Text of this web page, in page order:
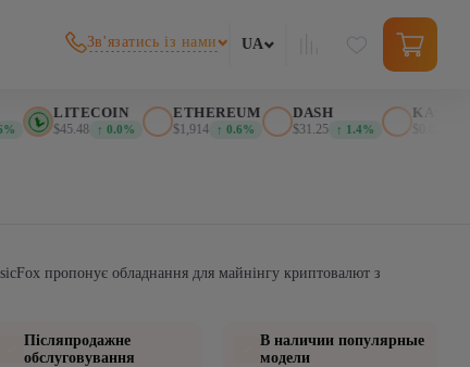
Зв'язатись із нами UA
LITECOIN
$45.48 ↑ 0.0%
ETHEREUM
$1,914 ↑ 0.6%
DASH
$31.25 ↑ 1.4%
KASPA
$0.026389
пропонує обладнання для майнінгу криптовалют з
Післяпродажне
обслуговування
В наличии популярные
модели